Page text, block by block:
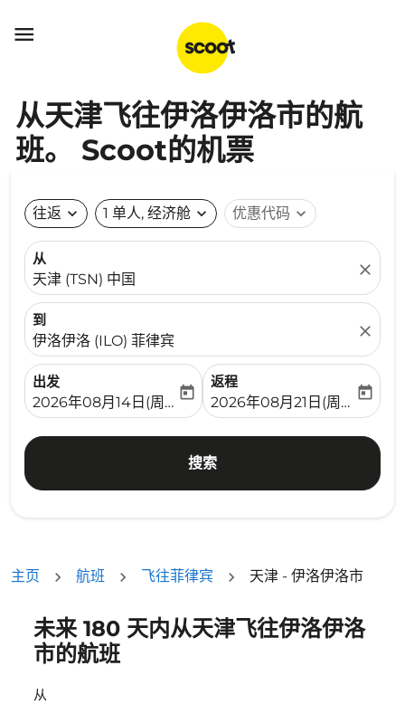

从天津飞往伊洛伊洛市的航
班。 Scoot的机票
往返 expand_more 1 单人, 经济舱 expand_more 优惠代码 expand_more
从
天津 (TSN) 中国
close
到
伊洛伊洛 (ILO) 菲律宾
close
出发
fc-booking-departure-date-aria-label
2026年08月14日(周五)
today
返程
fc-booking-return-date-
2026年08月21日(周五)
today
搜索
主页 航班 飞往菲律宾 天津 - 伊洛伊洛市
未来 180 天内从天津飞往伊洛伊洛
市的航班
从
没有符合您的筛选条件的机票。请调整您的筛选条件。